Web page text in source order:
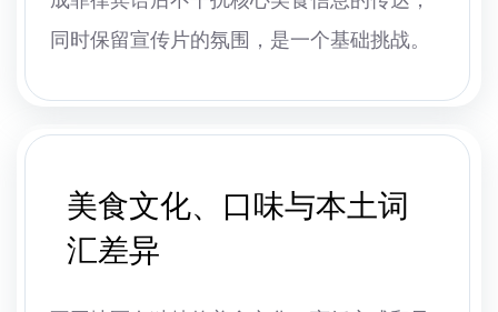
同时保留宣传片的氛围，是一个基础挑战。
美食文化、口味与本土词
汇差异